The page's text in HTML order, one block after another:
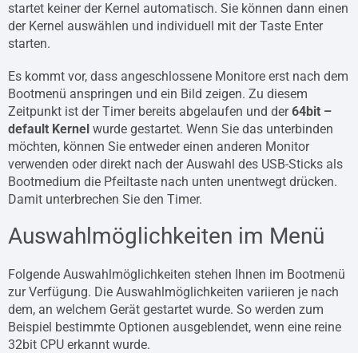
startet keiner der Kernel automatisch. Sie können dann einen
der Kernel auswählen und individuell mit der Taste Enter
starten.
Es kommt vor, dass angeschlossene Monitore erst nach dem
Bootmenü anspringen und ein Bild zeigen. Zu diesem
Zeitpunkt ist der Timer bereits abgelaufen und der64bit –
default Kernel wurde gestartet. Wenn Sie das unterbinden
möchten, können Sie entweder einen anderen Monitor
verwenden oder direkt nach der Auswahl des USB-Sticks als
Bootmedium die Pfeiltaste nach unten unentwegt drücken.
Damit unterbrechen Sie den Timer.
Auswahlmöglichkeiten im Menü
Folgende Auswahlmöglichkeiten stehen Ihnen im Bootmenü
zur Verfügung. Die Auswahlmöglichkeiten variieren je nach
dem, an welchem Gerät gestartet wurde. So werden zum
Beispiel bestimmte Optionen ausgeblendet, wenn eine reine
32bit CPU erkannt wurde.